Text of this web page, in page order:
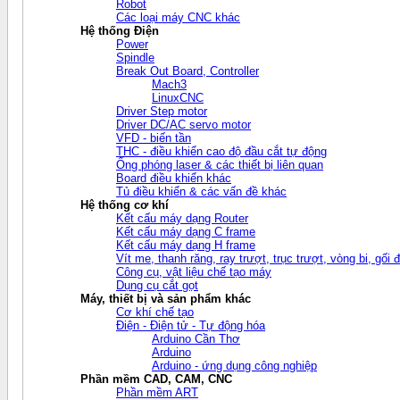
Robot
Các loại máy CNC khác
Hệ thống Điện
Power
Spindle
Break Out Board, Controller
Mach3
LinuxCNC
Driver Step motor
Driver DC/AC servo motor
VFD - biến tần
THC - điều khiển cao độ đầu cắt tự động
Ống phóng laser & các thiết bị liên quan
Board điều khiển khác
Tủ điều khiển & các vấn đề khác
Hệ thống cơ khí
Kết cấu máy dạng Router
Kết cấu máy dạng C frame
Kết cấu máy dạng H frame
Vít me, thanh răng, ray trượt, trục trượt, vòng bi, gối
Công cụ, vật liệu chế tạo máy
Dụng cụ cắt gọt
Máy, thiết bị và sản phẩm khác
Cơ khí chế tạo
Điện - Điện tử - Tự động hóa
Arduino Cần Thơ
Arduino
Arduino - ứng dụng công nghiệp
Phần mềm CAD, CAM, CNC
Phần mềm ART